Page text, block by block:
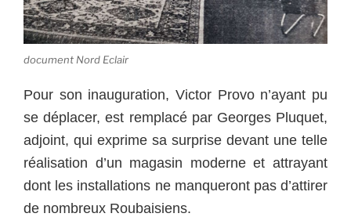
document Nord Eclair
Pour son inauguration, Victor Provo n’ayant pu
se déplacer, est remplacé par Georges Pluquet,
adjoint, qui exprime sa surprise devant une telle
réalisation d’un magasin moderne et attrayant
dont les installations ne manqueront pas d’attirer
de nombreux Roubaisiens.